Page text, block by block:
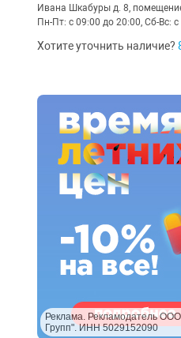
под кожу
под ткань
кабанчик
дерево
Ивана Шкабуры д. 8,
Пн-Пт: с 09:00 до 20:00, Сб-Вс:
Хотите уточнить наличие?
Реклама. Рекламодатель
Групп". ИНН 5029152090